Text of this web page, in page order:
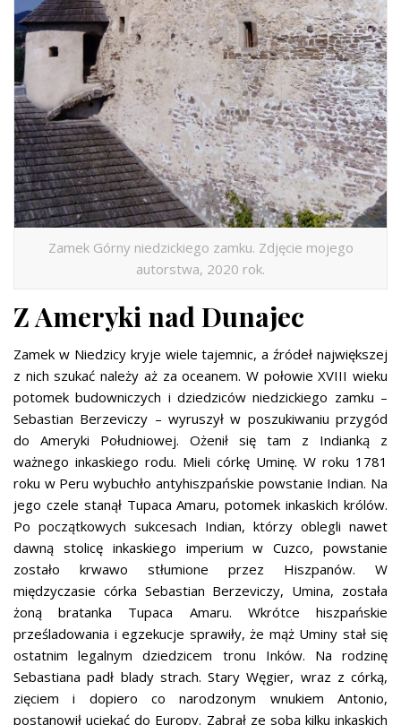
Zamek Górny niedzickiego zamku. Zdjęcie mojego
autorstwa, 2020 rok.
Z Ameryki nad Dunajec
Zamek w Niedzicy kryje wiele tajemnic, a źródeł największej
z nich szukać należy aż za oceanem. W połowie XVIII wieku
potomek budowniczych i dziedziców niedzickiego zamku –
Sebastian Berzeviczy – wyruszył w poszukiwaniu przygód
do Ameryki Południowej. Ożenił się tam z Indianką z
ważnego inkaskiego rodu. Mieli córkę Uminę. W roku 1781
roku w Peru wybuchło antyhiszpańskie powstanie Indian. Na
jego czele stanął Tupaca Amaru, potomek inkaskich królów.
Po początkowych sukcesach Indian, którzy oblegli nawet
dawną stolicę inkaskiego imperium w Cuzco, powstanie
zostało krwawo stłumione przez Hiszpanów. W
międzyczasie córka Sebastian Berzeviczy, Umina, została
żoną bratanka Tupaca Amaru. Wkrótce hiszpańskie
prześladowania i egzekucje sprawiły, że mąż Uminy stał się
ostatnim legalnym dziedzicem tronu Inków. Na rodzinę
Sebastiana padł blady strach. Stary Węgier, wraz z córką,
zięciem i dopiero co narodzonym wnukiem Antonio,
postanowił uciekać do Europy. Zabrał ze sobą kilku inkaskich